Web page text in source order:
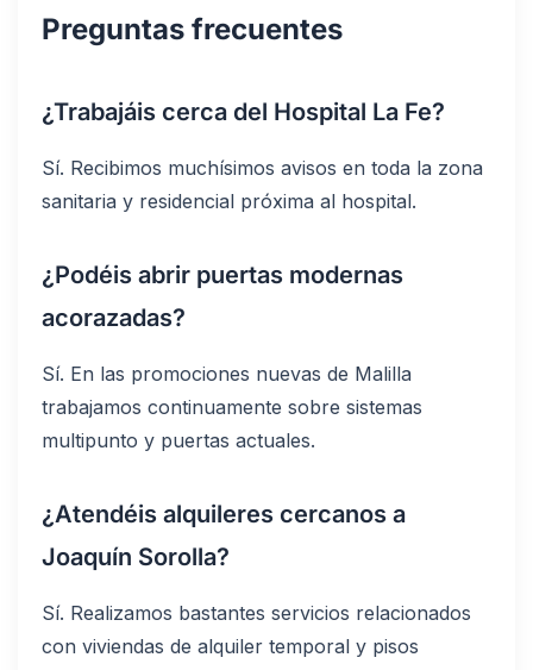
Preguntas frecuentes
¿Trabajáis cerca del Hospital La Fe?
Sí. Recibimos muchísimos avisos en toda la zona
sanitaria y residencial próxima al hospital.
¿Podéis abrir puertas modernas
acorazadas?
Sí. En las promociones nuevas de Malilla
trabajamos continuamente sobre sistemas
multipunto y puertas actuales.
¿Atendéis alquileres cercanos a
Joaquín Sorolla?
Sí. Realizamos bastantes servicios relacionados
con viviendas de alquiler temporal y pisos